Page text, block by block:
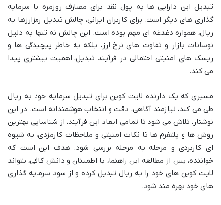
تبدیل این دارایی ها به پول نقد برای مصارف روزمره یا سرمایه
گذاری های دیگر است. برای کاربران ایرانی، چالش تبدیل رمزارزها به
ریال، همواره دغدغه ای مهم بوده است. این چالش نه تنها به دلیل
نوسانات بازار و تفاوت های نرخ ارز، بلکه به خاطر پیچیدگی ها و
ریسک های امنیتی احتمالی در فرآیند تبدیل، اهمیت بیشتری پیدا
می کند.
مسیری که یک دارنده لایت کوین برای تبدیل سرمایه خود به ریال
طی می کند، نیازمند آگاهی، دقت و انتخاب هوشمندانه است. در این
نوشتار، تلاش می شود تا تمامی ابعاد این فرآیند، از شناسایی بهترین
روش ها و پلتفرم ها تا نکات امنیتی و ملاحظات کارمزدی، به شیوه
ای کاربردی و مرحله به مرحله بررسی شود. هدف این است که
خواننده، پس از مطالعه این راهنما، با اطمینان و دانش کافی، بتواند
لایت کوین های خود را به ریال تبدیل کرده و از سود سرمایه گذاری
های خود بهره مند شود.